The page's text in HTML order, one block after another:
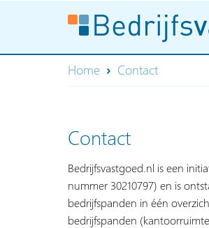
Home Contact
Contact
Bedrijfsvastgoed.nl is een
nummer 30210797) en is
bedrijfspanden in één
bedrijfspanden